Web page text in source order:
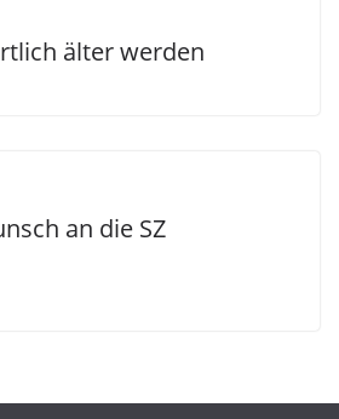
älter werden
an die SZ